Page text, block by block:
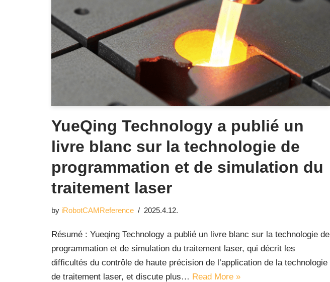
YueQing Technology a publié un
livre blanc sur la technologie de
programmation et de simulation du
traitement laser
by iRobotCAMReference 2025.4.12.
Résumé : Yueqing Technology a publié un livre blanc sur la technologie de
programmation et de simulation du traitement laser, qui décrit les
difficultés du contrôle de haute précision de l’application de la technologie
de traitement laser, et discute plus… Read More »